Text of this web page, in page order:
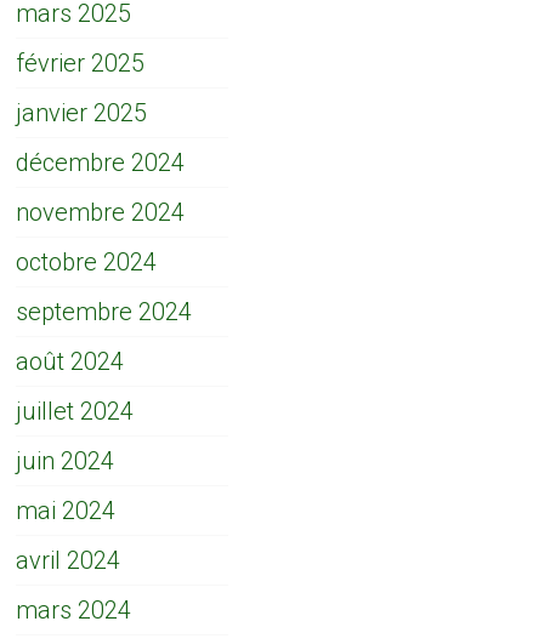
mars 2025
février 2025
janvier 2025
décembre 2024
novembre 2024
octobre 2024
septembre 2024
août 2024
juillet 2024
juin 2024
mai 2024
avril 2024
mars 2024